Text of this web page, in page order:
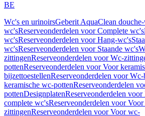
BE
Wc's en urinoirsGeberit AquaClean douche-
wc'sReserveonderdelen voor Complete wc's
wc'sReserveonderdelen voor Hang-wc's
wc'sReserveonderdelen voor Staande wc's
zittingenReserveonderdelen voor Wc-
pottenReserveonderdelen voor Voor
bijzettoestellenReserveonderdelen voor
keramische wc-pottenReserveonderdelen
pottenDesignplatenReserveonderdelen voor
complete wc'sReserveonderdelen voor
zittingenReserveonderdelen voor Voor wc-